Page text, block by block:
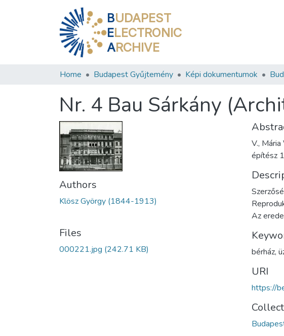
BUDAPEST
ELECTRONIC
ARCHIVE
Home Budapest Gyűjtemény Képi dokumentumok
Nr. 4 Bau Sárkány
Authors
Klösz György (1844-1913)
Files
000221.jpg (242.71 KB)
V.,
építész
Az
bérház,
URI
https://